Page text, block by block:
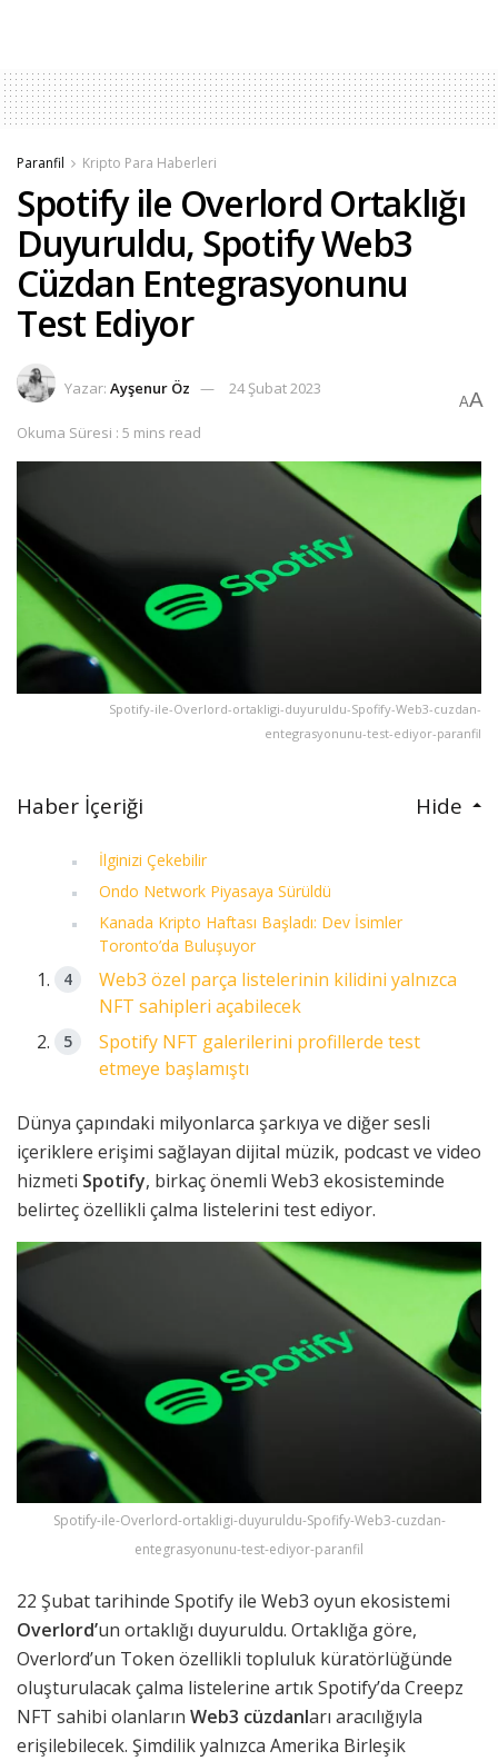
Paranfil Kripto Para Haberleri
Spotify ile Overlord Ortaklığı
Duyuruldu, Spotify Web3
Cüzdan Entegrasyonunu
Test Ediyor
Yazar: Ayşenur Öz 24 Şubat 2023
Okuma Süresi : 5 mins read
AA
Spotify-ile-Overlord-ortakligi-duyuruldu-Spofify-Web3-cuzdan-
entegrasyonunu-test-ediyor-paranfil
Haber İçeriği Hide
İlginizi Çekebilir
Ondo Network Piyasaya Sürüldü
Kanada Kripto Haftası Başladı: Dev İsimler
Toronto’da Buluşuyor
Web3 özel parça listelerinin kilidini yalnızca
NFT sahipleri açabilecek
Spotify NFT galerilerini profillerde test
etmeye başlamıştı
Dünya çapındaki milyonlarca şarkıya ve diğer sesli
içeriklere erişimi sağlayan dijital müzik, podcast ve video
hizmeti Spotify, birkaç önemli Web3 ekosisteminde
belirteç özellikli çalma listelerini test ediyor.
Spotify-ile-Overlord-ortakligi-duyuruldu-Spofify-Web3-cuzdan-
entegrasyonunu-test-ediyor-paranfil
22 Şubat tarihinde Spotify ile Web3 oyun ekosistemi
Overlord’un ortaklığı duyuruldu. Ortaklığa göre,
Overlord’un Token özellikli topluluk küratörlüğünde
oluşturulacak çalma listelerine artık Spotify’da Creepz
NFT sahibi olanların Web3 cüzdanları aracılığıyla
erişilebilecek. Şimdilik yalnızca Amerika Birleşik